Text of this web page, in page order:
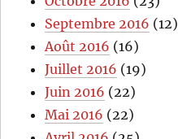
Septembre 2016 (12)
Août 2016 (16)
Juillet 2016 (19)
Juin 2016 (22)
Mai 2016 (22)